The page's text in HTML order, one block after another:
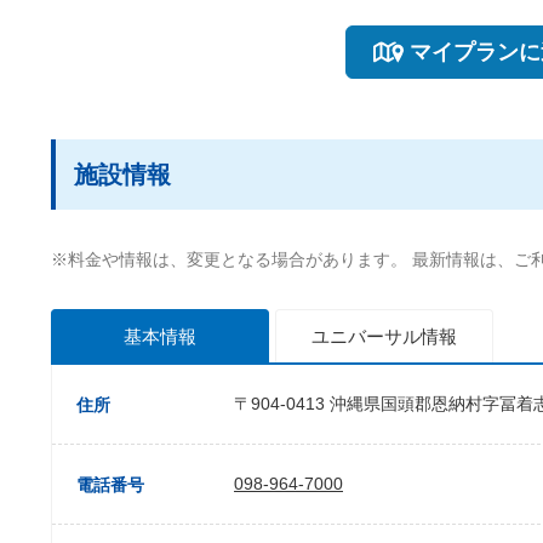
マイプラン
施設情報
※料金や情報は、変更となる場合があります。 最新情報は、ご
基本情報 ユニバーサル情報
住所 〒904-0413 沖縄県国頭郡恩納村字冨着
電話番号 098-964-7000